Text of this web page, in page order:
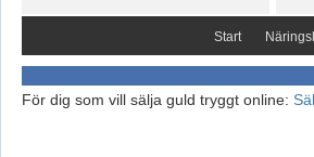
Start
För dig som vill sälja guld tryggt online: